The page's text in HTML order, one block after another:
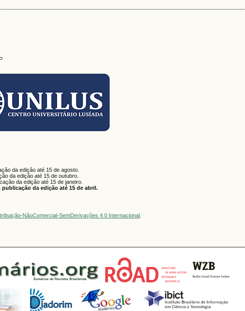
da edição até 15 de agosto.
da edição até 15 de outubro.
da edição até 15 de janeiro.
da edição até 15 de abril.
NãoComercial-SemDerivações 4.0 Internacional